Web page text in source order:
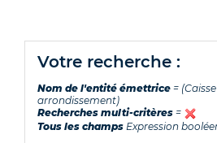
votre recherche :
Nom de l'entité émettrice =
arrondissement)
Recherches multi-critères =
Tous les champs Expression